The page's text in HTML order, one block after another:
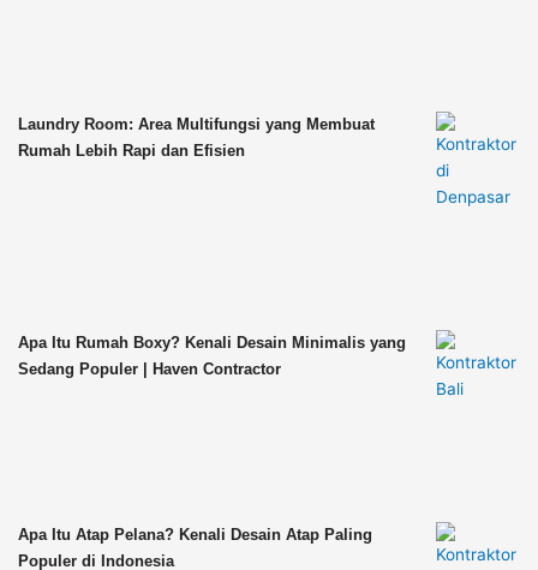
Laundry Room: Area Multifungsi yang Membuat
Rumah Lebih Rapi dan Efisien
Apa Itu Rumah Boxy? Kenali Desain Minimalis yang
Sedang Populer | Haven Contractor
Apa Itu Atap Pelana? Kenali Desain Atap Paling
Populer di Indonesia